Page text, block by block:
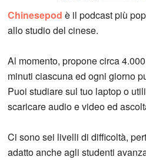
Chinesepod è il podcast più
allo studio del cinese.
Al momento, propone circa
minuti ciascuna ed ogni giorno
Puoi studiare sul tuo laptop o
scaricare audio e video ed
Ci sono sei livelli di difficoltà,
adatto anche agli studenti